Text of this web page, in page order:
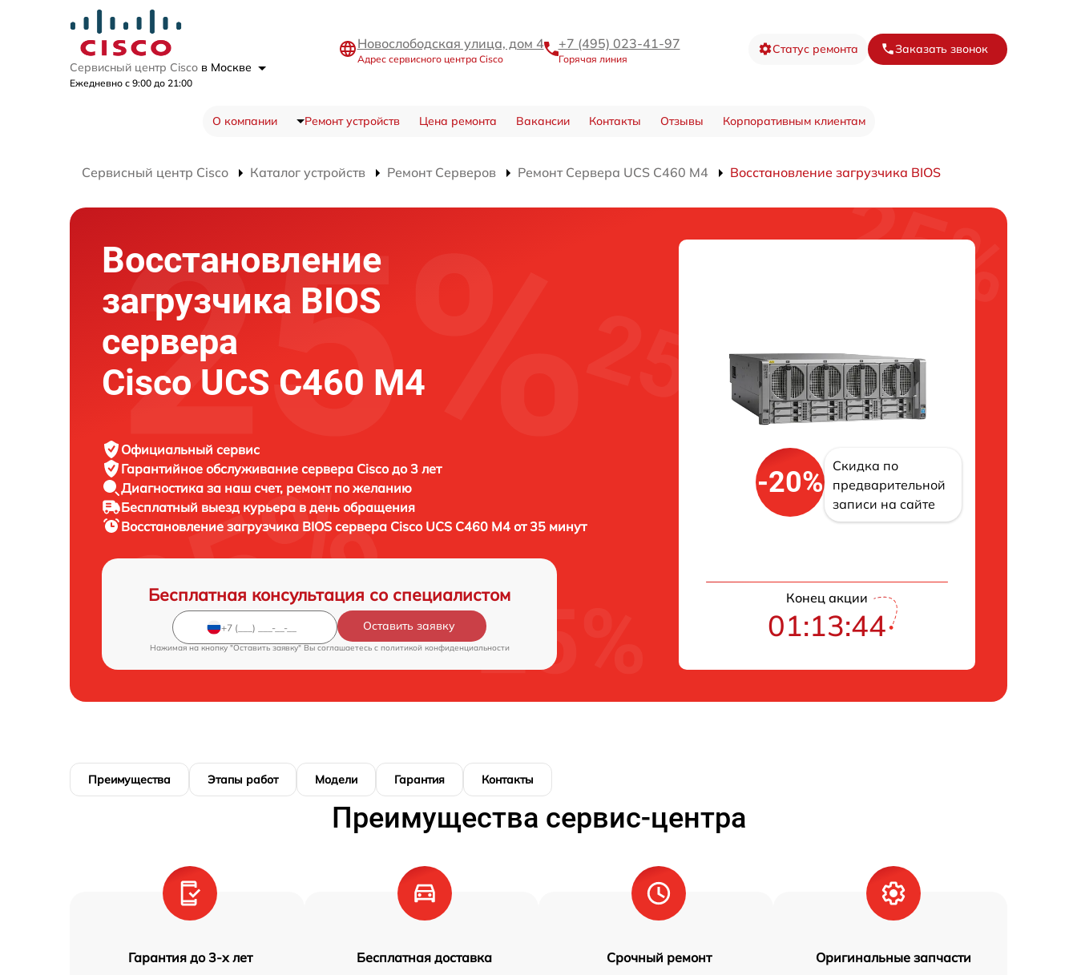
Сервисный центр Cisco в Москве
Ежедневно с 9:00 до 21:00
Новослободская улица, дом 4
Адрес сервисного центра Cisco
+7 (495) 023-41-97
Горячая линия
Статус ремонта Заказать звонок
О компании Ремонт устройств Цена ремонта Вакансии Контакты Отзывы Корпоративным клиентам
Сервисный центр Cisco Каталог устройств Ремонт Серверов Ремонт Сервера UCS C460 M4 Восстановление загрузчика BIOS
Восстановление
загрузчика BIOS
сервера
Cisco UCS C460 M4
Официальный сервис
Гарантийное обслуживание сервера Cisco до 3 лет
Диагностика за наш счет, ремонт по желанию
Бесплатный выезд курьера в день обращения
Восстановление загрузчика BIOS сервера Cisco UCS C460 M4 от 35 минут
Бесплатная консультация со специалистом
Оставить заявку
Нажимая на кнопку "Оставить заявку" Вы соглашаетесь c политикой конфиденциальности
-20%
Скидка по
предварительной
записи на сайте
Конец акции
01:13:43
Преимущества Этапы работ Модели Гарантия Контакты
Преимущества сервис-центра
Гарантия до 3-х лет Бесплатная доставка Срочный ремонт Оригинальные запчасти